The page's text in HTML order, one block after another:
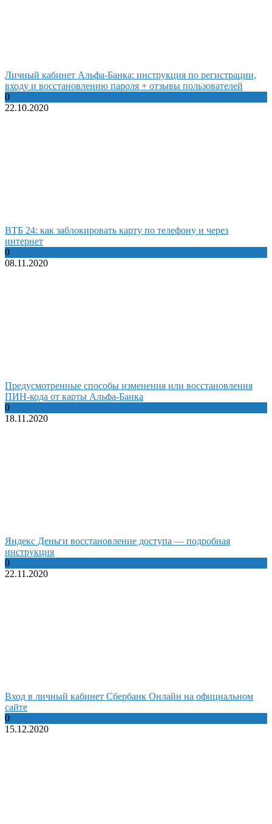
Личный кабинет Альфа-Банка: инструкция по регистрации,
входу и восстановлению пароля + отзывы пользователей
0
22.10.2020
ВТБ 24: как заблокировать карту по телефону и через
интернет
0
08.11.2020
Предусмотренные способы изменения или восстановления
ПИН-кода от карты Альфа-Банка
0
18.11.2020
Яндекс Деньги восстановление доступа — подробная
инструкция
0
22.11.2020
Вход в личный кабинет Сбербанк Онлайн на официальном
сайте
0
15.12.2020